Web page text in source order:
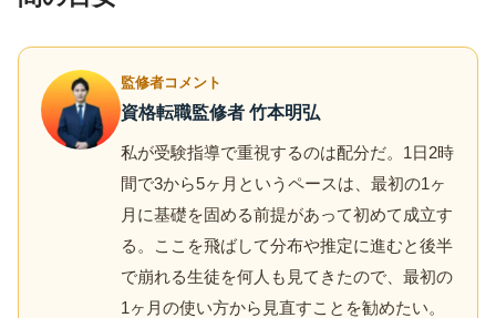
監修者コメント
資格転職監修者 竹本明弘
私が受験指導で重視するのは配分だ。1日2時
間で3から5ヶ月というペースは、最初の1ヶ
月に基礎を固める前提があって初めて成立す
る。ここを飛ばして分布や推定に進むと後半
で崩れる生徒を何人も見てきたので、最初の
1ヶ月の使い方から見直すことを勧めたい。